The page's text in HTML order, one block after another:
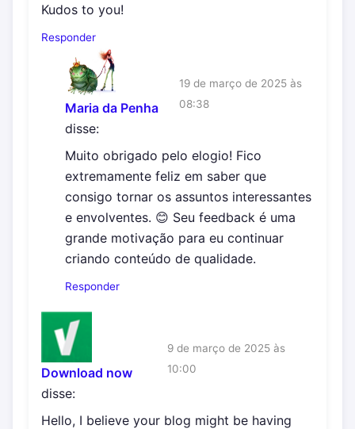
Kudos to you!
Responder
Maria da Penha
disse:
19 de março de 2025 às
08:38
Muito obrigado pelo elogio! Fico
extremamente feliz em saber que
consigo tornar os assuntos interessantes
e envolventes. 😊 Seu feedback é uma
grande motivação para eu continuar
criando conteúdo de qualidade.
Responder
Download now
disse:
9 de março de 2025 às
10:00
Hello, I believe your blog might be having